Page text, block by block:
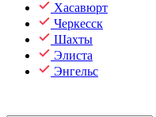
Хасавюрт
Черкесск
Шахты
Элиста
Энгельс